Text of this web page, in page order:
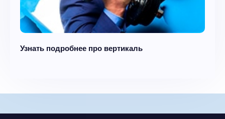
Узнать подробнее про вертикаль